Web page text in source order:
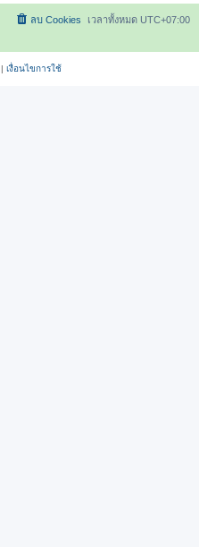
เวลาทั้งหมด UTC+07:00
ลบ Cookies
| เงื่อนไขการใช้